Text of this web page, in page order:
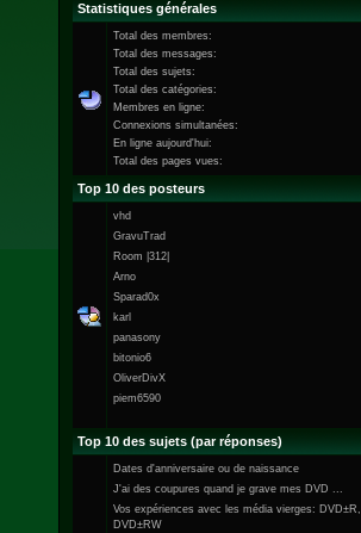
Statistiques générales
Total des membres:
Total des messages:
Total des sujets:
Total des catégories:
Membres en ligne:
Connexions simultanées:
En ligne aujourd'hui:
Total des pages vues:
Top 10 des posteurs
vhd
GravuTrad
Room |312|
Arno
Sparad0x
karl
panasony
bitonio6
OliverDivX
piem6590
Top 10 des sujets (par réponses)
Dates d'anniversaire ou de naissance
J'ai des coupures quand je grave mes DVD ...
Vos expériences avec les média vierges: DVD±R,
DVD±RW